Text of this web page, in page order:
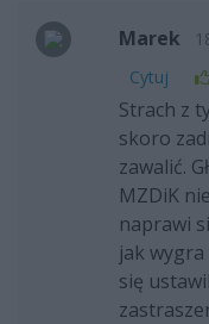
Marek
Cytuj
Strach z
skoro
zawalić.
MZDiK
naprawi
jak
się